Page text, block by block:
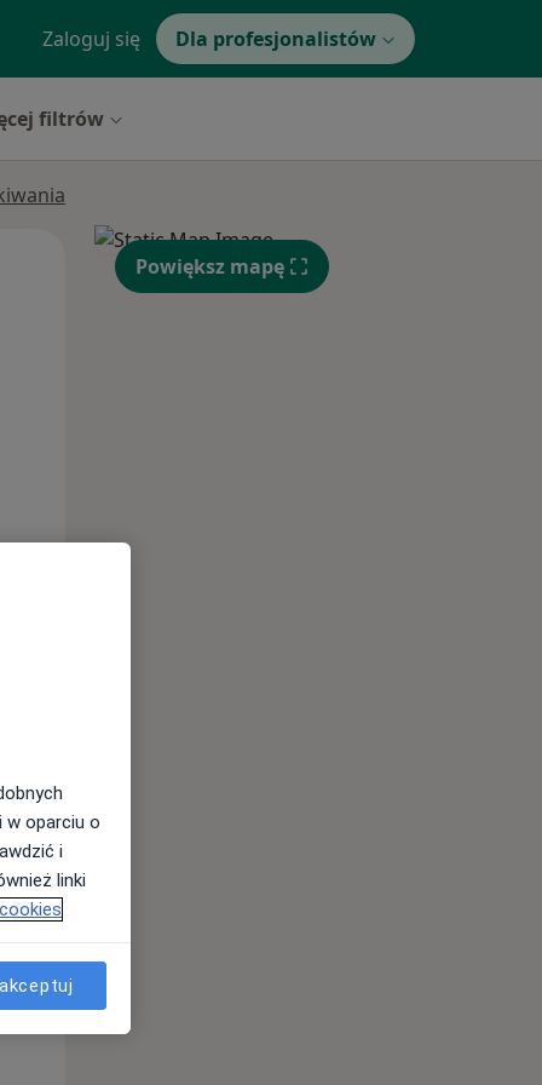
Zaloguj się Dla profesjonalistów
filtrów
Pt, Sob,
13 Sie
Powiększ mapę
w oparciu o
i
linki